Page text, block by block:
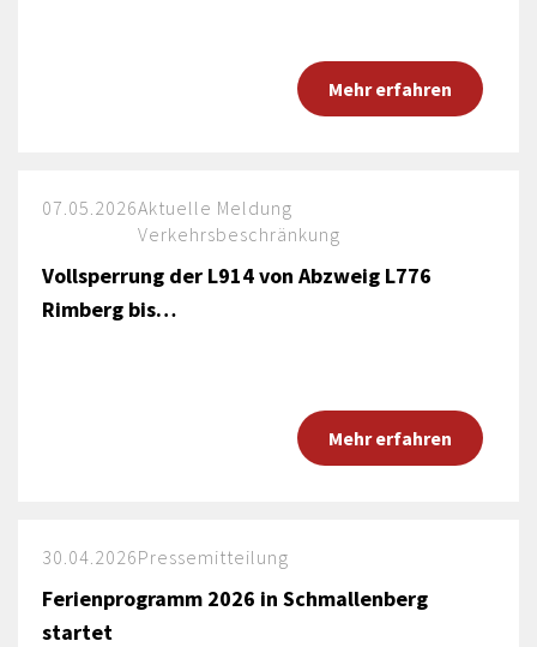
Mehr erfahren
07.05.2026Aktuelle Meldung
Verkehrsbeschränkung
Vollsperrung der L914 von Abzweig L776
Rimberg bis…
Mehr erfahren
30.04.2026Pressemitteilung
Ferienprogramm 2026 in Schmallenberg
startet